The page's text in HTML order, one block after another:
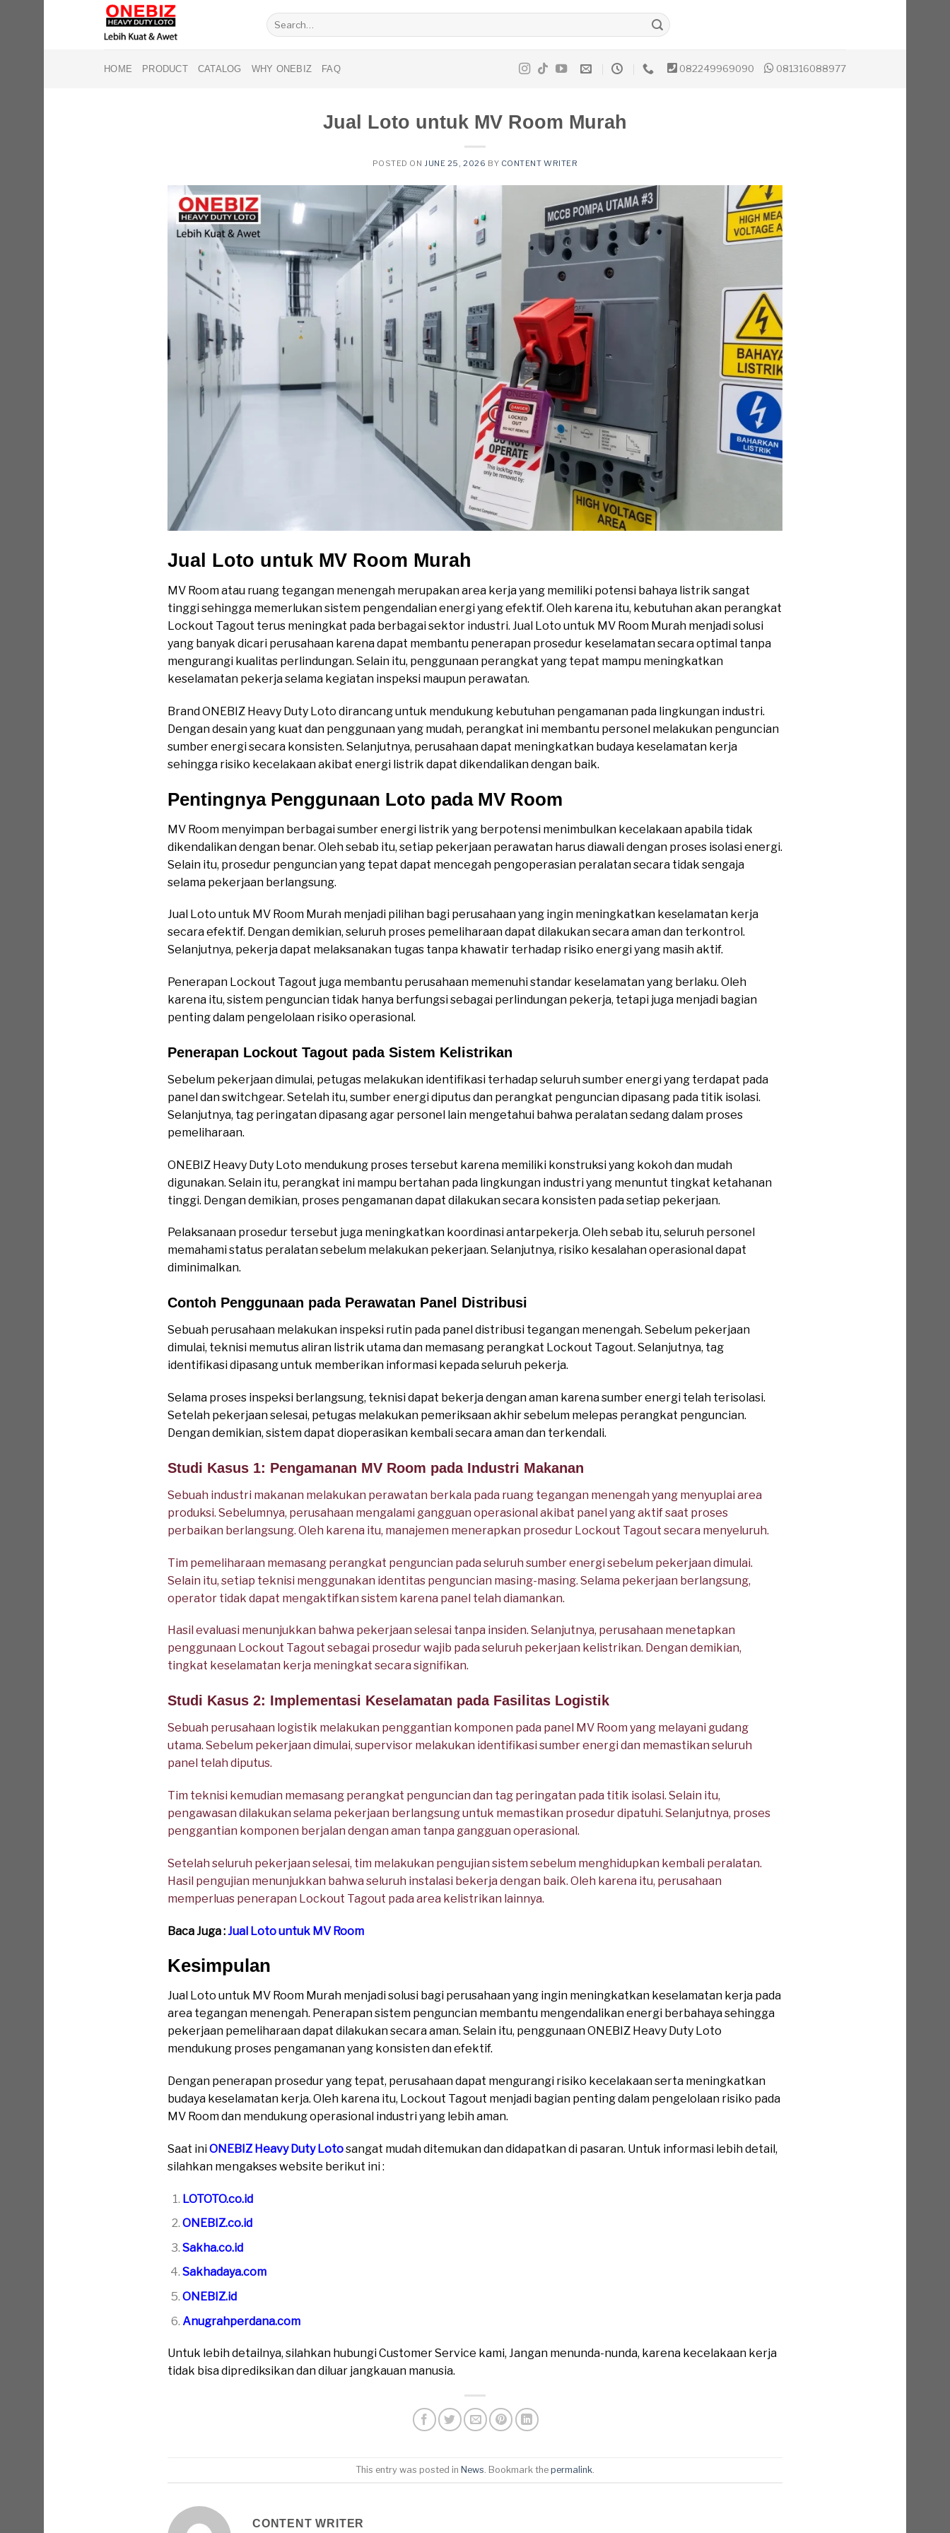
Search
for:
HOME PRODUCT CATALOG WHY ONEBIZ FAQ 082249969090 081316088977
Jual Loto untuk MV Room Murah
POSTED ON JUNE 25, 2026 BY CONTENT WRITER
Jual Loto untuk MV Room Murah
MV Room atau ruang tegangan menengah merupakan area kerja yang memiliki potensi bahaya listrik sangat
tinggi sehingga memerlukan sistem pengendalian energi yang efektif. Oleh karena itu, kebutuhan akan perangkat
Lockout Tagout terus meningkat pada berbagai sektor industri. Jual Loto untuk MV Room Murah menjadi solusi
yang banyak dicari perusahaan karena dapat membantu penerapan prosedur keselamatan secara optimal tanpa
mengurangi kualitas perlindungan. Selain itu, penggunaan perangkat yang tepat mampu meningkatkan
keselamatan pekerja selama kegiatan inspeksi maupun perawatan.
Brand ONEBIZ Heavy Duty Loto dirancang untuk mendukung kebutuhan pengamanan pada lingkungan industri.
Dengan desain yang kuat dan penggunaan yang mudah, perangkat ini membantu personel melakukan penguncian
sumber energi secara konsisten. Selanjutnya, perusahaan dapat meningkatkan budaya keselamatan kerja
sehingga risiko kecelakaan akibat energi listrik dapat dikendalikan dengan baik.
Pentingnya Penggunaan Loto pada MV Room
MV Room menyimpan berbagai sumber energi listrik yang berpotensi menimbulkan kecelakaan apabila tidak
dikendalikan dengan benar. Oleh sebab itu, setiap pekerjaan perawatan harus diawali dengan proses isolasi energi.
Selain itu, prosedur penguncian yang tepat dapat mencegah pengoperasian peralatan secara tidak sengaja
selama pekerjaan berlangsung.
Jual Loto untuk MV Room Murah menjadi pilihan bagi perusahaan yang ingin meningkatkan keselamatan kerja
secara efektif. Dengan demikian, seluruh proses pemeliharaan dapat dilakukan secara aman dan terkontrol.
Selanjutnya, pekerja dapat melaksanakan tugas tanpa khawatir terhadap risiko energi yang masih aktif.
Penerapan Lockout Tagout juga membantu perusahaan memenuhi standar keselamatan yang berlaku. Oleh
karena itu, sistem penguncian tidak hanya berfungsi sebagai perlindungan pekerja, tetapi juga menjadi bagian
penting dalam pengelolaan risiko operasional.
Penerapan Lockout Tagout pada Sistem Kelistrikan
Sebelum pekerjaan dimulai, petugas melakukan identifikasi terhadap seluruh sumber energi yang terdapat pada
panel dan switchgear. Setelah itu, sumber energi diputus dan perangkat penguncian dipasang pada titik isolasi.
Selanjutnya, tag peringatan dipasang agar personel lain mengetahui bahwa peralatan sedang dalam proses
pemeliharaan.
ONEBIZ Heavy Duty Loto mendukung proses tersebut karena memiliki konstruksi yang kokoh dan mudah
digunakan. Selain itu, perangkat ini mampu bertahan pada lingkungan industri yang menuntut tingkat ketahanan
tinggi. Dengan demikian, proses pengamanan dapat dilakukan secara konsisten pada setiap pekerjaan.
Pelaksanaan prosedur tersebut juga meningkatkan koordinasi antarpekerja. Oleh sebab itu, seluruh personel
memahami status peralatan sebelum melakukan pekerjaan. Selanjutnya, risiko kesalahan operasional dapat
diminimalkan.
Contoh Penggunaan pada Perawatan Panel Distribusi
Sebuah perusahaan melakukan inspeksi rutin pada panel distribusi tegangan menengah. Sebelum pekerjaan
dimulai, teknisi memutus aliran listrik utama dan memasang perangkat Lockout Tagout. Selanjutnya, tag
identifikasi dipasang untuk memberikan informasi kepada seluruh pekerja.
Selama proses inspeksi berlangsung, teknisi dapat bekerja dengan aman karena sumber energi telah terisolasi.
Setelah pekerjaan selesai, petugas melakukan pemeriksaan akhir sebelum melepas perangkat penguncian.
Dengan demikian, sistem dapat dioperasikan kembali secara aman dan terkendali.
Studi Kasus 1: Pengamanan MV Room pada Industri Makanan
Sebuah industri makanan melakukan perawatan berkala pada ruang tegangan menengah yang menyuplai area
produksi. Sebelumnya, perusahaan mengalami gangguan operasional akibat panel yang aktif saat proses
perbaikan berlangsung. Oleh karena itu, manajemen menerapkan prosedur Lockout Tagout secara menyeluruh.
Tim pemeliharaan memasang perangkat penguncian pada seluruh sumber energi sebelum pekerjaan dimulai.
Selain itu, setiap teknisi menggunakan identitas penguncian masing-masing. Selama pekerjaan berlangsung,
operator tidak dapat mengaktifkan sistem karena panel telah diamankan.
Hasil evaluasi menunjukkan bahwa pekerjaan selesai tanpa insiden. Selanjutnya, perusahaan menetapkan
penggunaan Lockout Tagout sebagai prosedur wajib pada seluruh pekerjaan kelistrikan. Dengan demikian,
tingkat keselamatan kerja meningkat secara signifikan.
Studi Kasus 2: Implementasi Keselamatan pada Fasilitas Logistik
Sebuah perusahaan logistik melakukan penggantian komponen pada panel MV Room yang melayani gudang
utama. Sebelum pekerjaan dimulai, supervisor melakukan identifikasi sumber energi dan memastikan seluruh
panel telah diputus.
Tim teknisi kemudian memasang perangkat penguncian dan tag peringatan pada titik isolasi. Selain itu,
pengawasan dilakukan selama pekerjaan berlangsung untuk memastikan prosedur dipatuhi. Selanjutnya, proses
penggantian komponen berjalan dengan aman tanpa gangguan operasional.
Setelah seluruh pekerjaan selesai, tim melakukan pengujian sistem sebelum menghidupkan kembali peralatan.
Hasil pengujian menunjukkan bahwa seluruh instalasi bekerja dengan baik. Oleh karena itu, perusahaan
memperluas penerapan Lockout Tagout pada area kelistrikan lainnya.
Baca Juga :Jual Loto untuk MV Room
Kesimpulan
Jual Loto untuk MV Room Murah menjadi solusi bagi perusahaan yang ingin meningkatkan keselamatan kerja pada
area tegangan menengah. Penerapan sistem penguncian membantu mengendalikan energi berbahaya sehingga
pekerjaan pemeliharaan dapat dilakukan secara aman. Selain itu, penggunaan ONEBIZ Heavy Duty Loto
mendukung proses pengamanan yang konsisten dan efektif.
Dengan penerapan prosedur yang tepat, perusahaan dapat mengurangi risiko kecelakaan serta meningkatkan
budaya keselamatan kerja. Oleh karena itu, Lockout Tagout menjadi bagian penting dalam pengelolaan risiko pada
MV Room dan mendukung operasional industri yang lebih aman.
Saat iniONEBIZ Heavy Duty Lotosangat mudah ditemukan dan didapatkan di pasaran. Untuk informasi lebih detail,
silahkan mengakses website berikut ini :
LOTOTO.co.id
ONEBIZ.co.id
Sakha.co.id
Sakhadaya.com
ONEBIZ.id
Anugrahperdana.com
Untuk lebih detailnya, silahkan hubungi Customer Service kami, Jangan menunda-nunda, karena kecelakaan kerja
tidak bisa diprediksikan dan diluar jangkauan manusia.
This entry was posted in News . Bookmark the permalink
CONTENT WRITER